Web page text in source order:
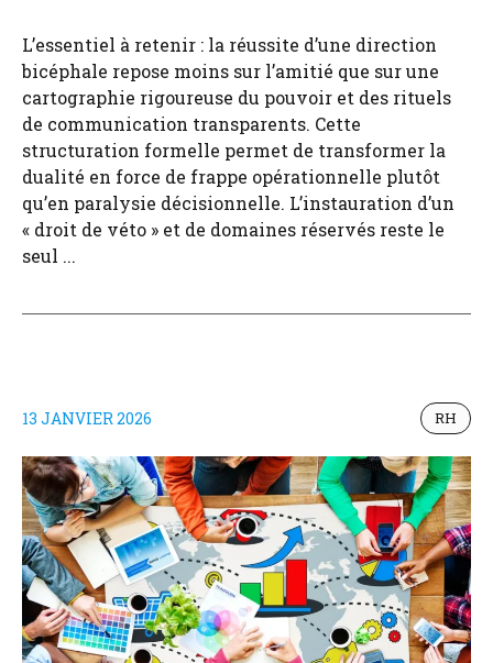
L’essentiel à retenir : la réussite d’une direction
bicéphale repose moins sur l’amitié que sur une
cartographie rigoureuse du pouvoir et des rituels
de communication transparents. Cette
structuration formelle permet de transformer la
dualité en force de frappe opérationnelle plutôt
qu’en paralysie décisionnelle. L’instauration d’un
« droit de véto » et de domaines réservés reste le
seul ...
13 JANVIER 2026 RH